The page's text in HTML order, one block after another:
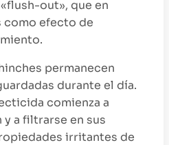
out», que en
como efecto de
permanecen
durante el día.
comienza a
a filtrarse en sus
irritantes de